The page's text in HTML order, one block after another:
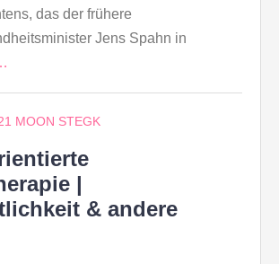
das der frühere
Jens Spahn in
MOON STEGK
|
& andere